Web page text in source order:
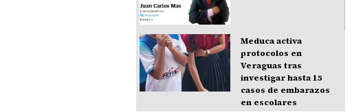
Meduca activa
protocolos en
Veraguas tras
investigar hasta 15
casos de embarazos
en escolares